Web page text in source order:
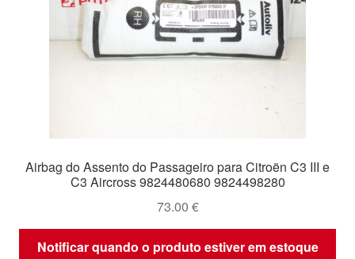
Airbag do Assento do Passageiro para Citroën C3 III e
C3 Aircross 9824480680 9824498280
73.00 €
Notificar quando o produto estiver em estoque